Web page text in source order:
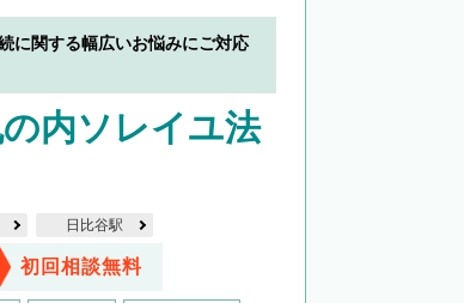
に関する幅広いお悩みにご対応
内ソレイユ法
日比谷駅
初回相談無料